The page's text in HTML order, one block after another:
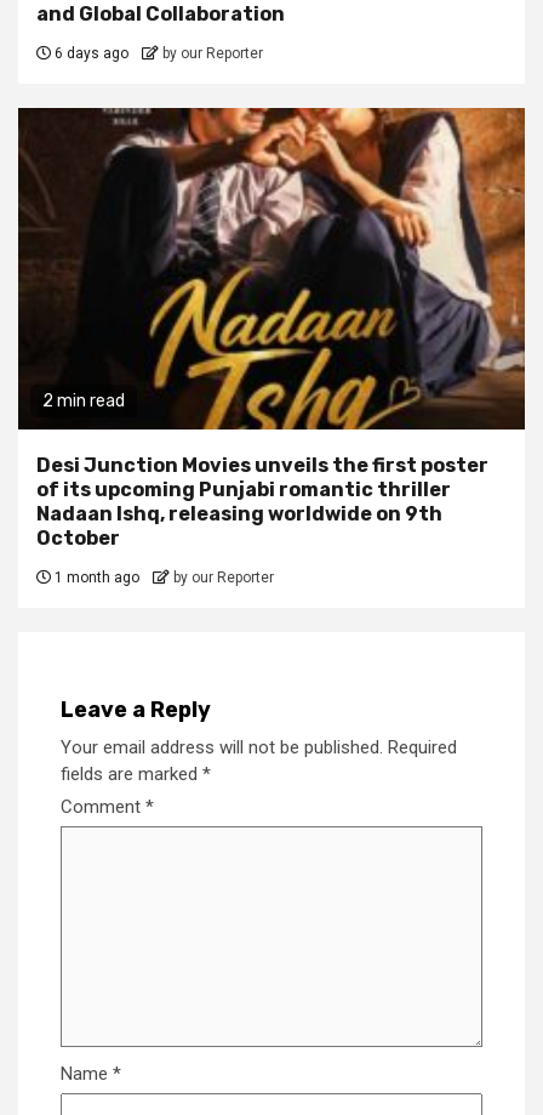
and Global Collaboration
6 days ago by our Reporter
2 min read
Desi Junction Movies unveils the first poster
of its upcoming Punjabi romantic thriller
Nadaan Ishq, releasing worldwide on 9th
October
1 month ago by our Reporter
Leave a Reply
Your email address will not be published. Required
fields are marked *
Comment *
Name *